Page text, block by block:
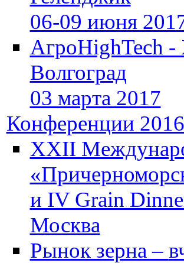
06-09 июня
АгроHighTech
Волгоград
03 марта 2017
Конференции 2016
XXII
и IV Grain
Москва
Рынок зерна –